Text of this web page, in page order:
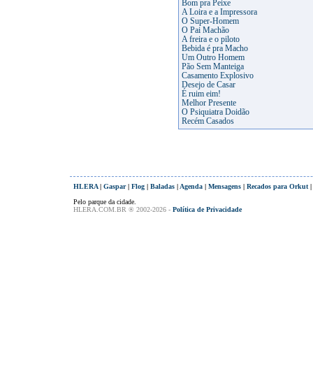
Bom pra Peixe
A Loira e a Impressora
O Super-Homem
O Pai Machão
A freira e o piloto
Bebida é pra Macho
Um Outro Homem
Pão Sem Manteiga
Casamento Explosivo
Desejo de Casar
É ruim eim!
Melhor Presente
O Psiquiatra Doidão
Recém Casados
HLERA| Gaspar| Flog | Baladas | Agenda | Mensagens | Recados para Orkut |
Pelo parque da cidade.
HLERA.COM.BR ® 2002-2026 - Política de Privacidade